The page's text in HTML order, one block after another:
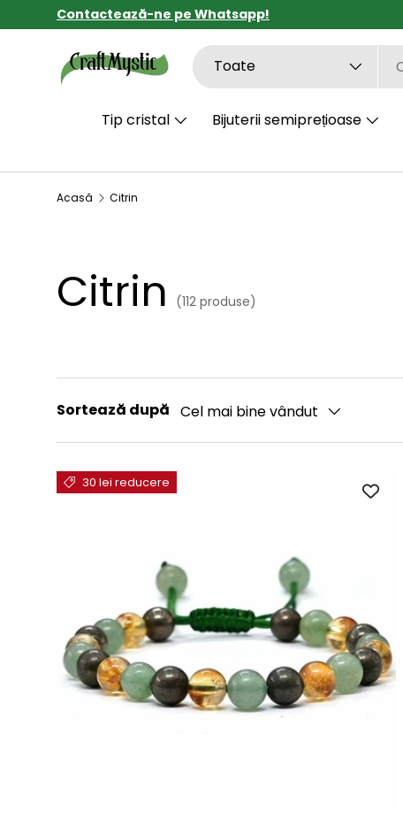
SARI LA CONȚINUT
Contactează-ne pe Whatsapp!
Căutare
Tipul de produs
Toate
Tip cristal Bijuterii semiprețioase
Acasă Citrin
Citrin (112 produse)
Sortează după Cel mai bine vândut
30 lei reducere